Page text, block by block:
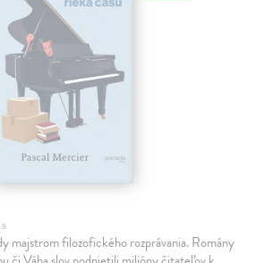
majstrom filozofického rozprávania. Romány